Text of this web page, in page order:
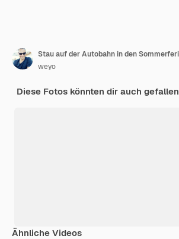
weyo
Diese Fotos könnten dir auch gefallen
Ähnliche Videos